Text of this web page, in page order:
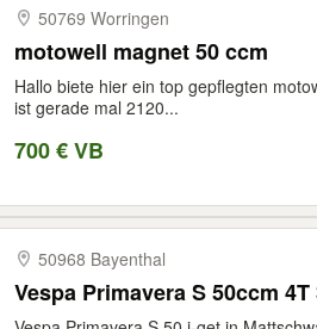
50769 Worringen
motowell magnet 50 ccm
Hallo biete hier ein top gepflegten
ist gerade mal 2120...
700 € VB
50968 Bayenthal
Vespa Primavera S 50ccm